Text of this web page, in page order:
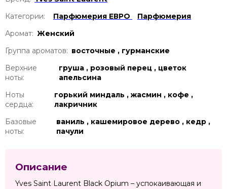
Категории:
Парфюмерия ЕВРО
Парфюмерия
Аромат: Женский
Группа ароматов: восточные , гурманские
Верхние
ноты:
груша , розовый перец , цветок
апельсина
Ноты
сердца:
горький миндаль , жасмин , кофе ,
лакричник
Базовые
ноты:
ваниль , кашемировое дерево , кедр ,
пачули
Описание
Yves Saint Laurent Black Opium – успокаивающая и